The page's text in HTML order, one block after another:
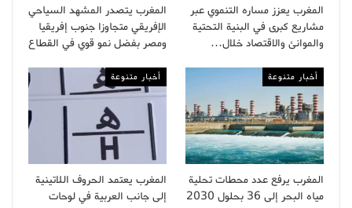
المغرب يعزز مساره التنموي عبر
مشاريع كبرى في البنية التحتية
والموانئ والاقتصاد خلال…
المغرب يتصدر المشهد السياحي
الإفريقي متجاوزا جنوب إفريقيا
ومصر بفضل نمو قوي في القطاع
أخبار متنوعة
المغرب يرفع عدد محطات تحلية
مياه البحر إلى 36 بحلول 2030
أخبار متنوعة
المغرب يعتمد الحروف اللاتينية
إلى جانب العربية في لوحات